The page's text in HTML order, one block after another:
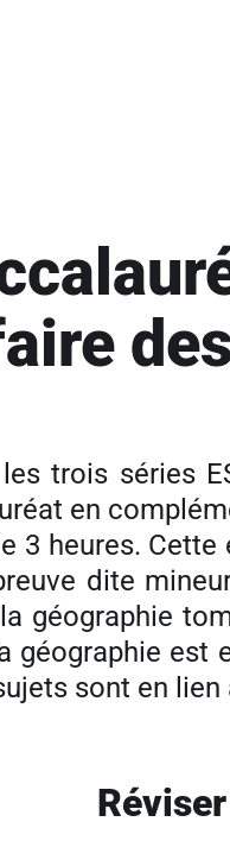
trois séries
en
3 heures.
dite
géographie
est
sont en